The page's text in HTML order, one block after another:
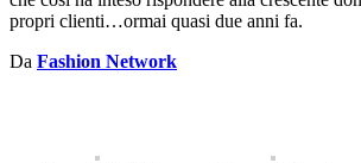
propri clienti…ormai quasi due anni fa.
Da Fashion Network